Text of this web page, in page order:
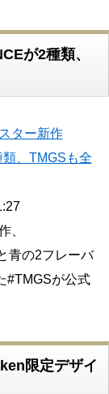
が2種類、
ター新作
、TMGSも全
、
青の2フレーバ
#TMGSが公式
限定デザイ